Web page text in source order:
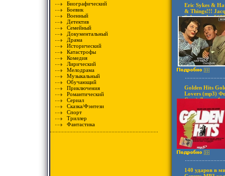
Биографический
Боевик
Военный
Детектив
Семейный
Документальный
Драма
Исторический
Катастрофы
Комедия
Лирический
Мелодрама
Музыкальный
Обучающий
Приключения
Романтический
Сериал
Сказка/Фэнтези
Спорт
Триллер
Фантастика
Eric Sykes &
& Things!!!
Sykes инфо
Golden Hits
Lovers (mp3)
Case)
5700v.
140 ударов в